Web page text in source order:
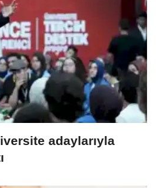
adaylarıyla